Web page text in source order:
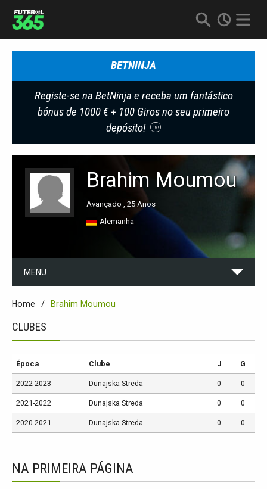
BETNINJA
Registe-se na BetNinja e receba um fantástico
bónus de 1000 € + 100 Giros no seu primeiro
depósito!
18+
Brahim Moumou
Avançado , 25 Anos
Alemanha
MENU
Home Brahim Moumou
CLUBES
Época Clube J G
2022-2023 Dunajska Streda 0 0
2021-2022 Dunajska Streda 0 0
2020-2021 Dunajska Streda 0 0
NA PRIMEIRA PÁGINA